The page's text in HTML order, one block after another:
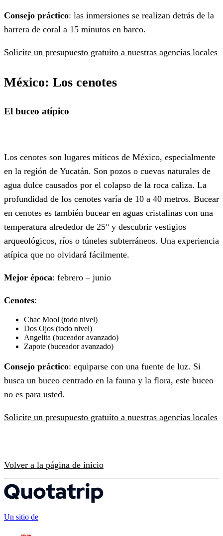
Consejo práctico: las inmersiones se realizan detrás de la
barrera de coral a 15 minutos en barco.
Solicite un presupuesto gratuito a nuestras agencias locales
México: Los cenotes
El buceo atípico
Los cenotes son lugares míticos de México, especialmente
en la región de Yucatán. Son pozos o cuevas naturales de
agua dulce causados por el colapso de la roca caliza. La
profundidad de los cenotes varía de 10 a 40 metros. Bucear
en cenotes es también bucear en aguas cristalinas con una
temperatura alrededor de 25° y descubrir vestigios
arqueológicos, ríos o túneles subterráneos. Una experiencia
atípica que no olvidará fácilmente.
Mejor época: febrero – junio
Cenotes:
Chac Mool (todo nivel)
Dos Ojos (todo nivel)
Angelita (buceador avanzado)
Zapote (buceador avanzado)
Consejo práctico: equiparse con una fuente de luz. Si
busca un buceo centrado en la fauna y la flora, este buceo
no es para usted.
Solicite un presupuesto gratuito a nuestras agencias locales
Volver a la página de inicio
Un sitio de